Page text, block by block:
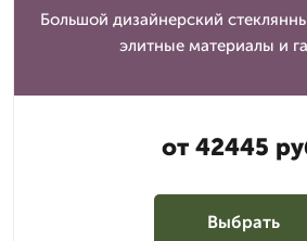
Большой дизайнерский
элитные материалы и
от 42445
Выбрать